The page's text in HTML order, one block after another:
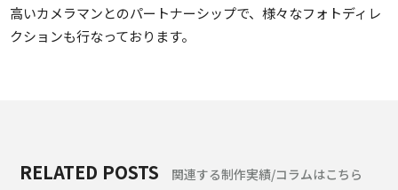
高いカメラマンとのパートナーシップで、様々なフォトディレ
クションも行なっております。
RELATED POSTS 関連する制作実績/コラムはこちら